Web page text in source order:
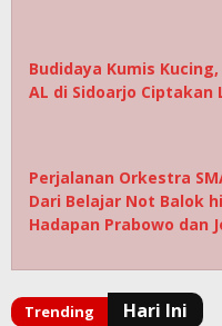
Budidaya Kumis
AL di Sidoarjo Ciptakan
Perjalanan Orkestra
Dari Belajar Not Balok
Hadapan Prabowo dan